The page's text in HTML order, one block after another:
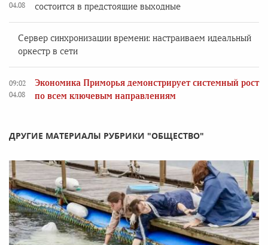
04.08
состоится в предстоящие выходные
Сервер синхронизации времени: настраиваем идеальный
оркестр в сети
09:02
04.08
Экономика Приморья демонстрирует системный рост
по всем ключевым направлениям
ДРУГИЕ МАТЕРИАЛЫ РУБРИКИ "ОБЩЕСТВО"